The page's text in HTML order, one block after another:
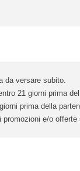
da versare subito.
21 giorni prima
prima della
e/o